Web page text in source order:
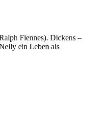
Fiennes). Dickens –
ein Leben als